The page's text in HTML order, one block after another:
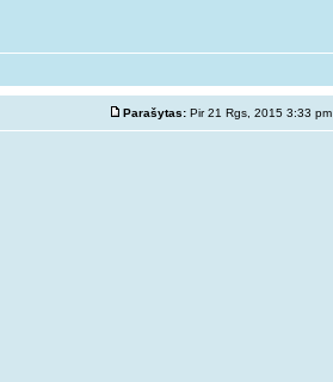
Parašytas: Pir 21 Rgs, 2015 3:33 pm